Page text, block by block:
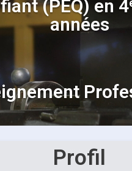
(PEQ) en 4
années
Profil